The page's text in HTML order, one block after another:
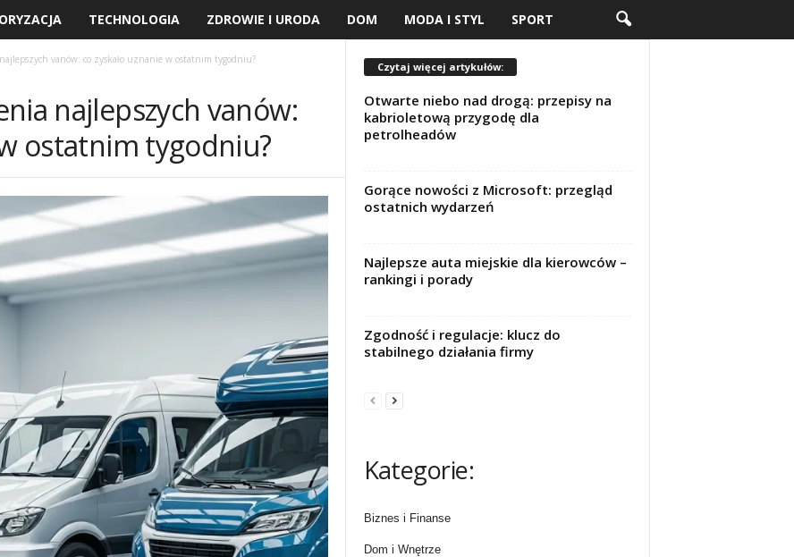
TECHNOLOGIA ZDROWIE I URODA DOM MODA I STYL SPORT
vanów: co zyskało uznanie w ostatnim tygodniu?
najlepszych vanów:
ostatnim tygodniu?
Czytaj więcej artykułów:
Otwarte niebo nad drogą: przepisy na
kabrioletową przygodę dla
petrolheadów
Gorące nowości z Microsoft: przegląd
ostatnich wydarzeń
Najlepsze auta miejskie dla kierowców –
rankingi i porady
Zgodność i regulacje: klucz do
stabilnego działania firmy
Kategorie:
Biznes i Finanse
Dom i Wnętrze